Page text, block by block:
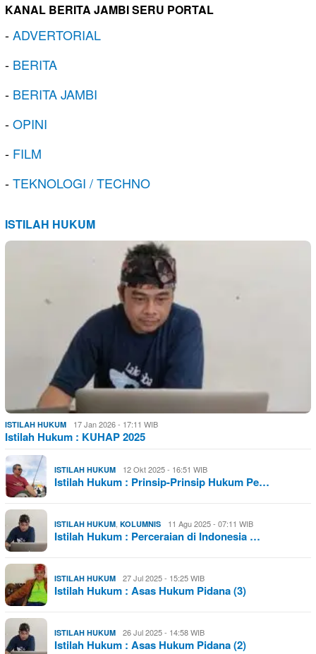
KANAL BERITA JAMBI SERU PORTAL
-ADVERTORIAL
- BERITA
- BERITA JAMBI
-OPINI
- FILM
-TEKNOLOGI / TECHNO
ISTILAH HUKUM
ISTILAH HUKUM 17 Jan 2026 - 17:11 WIB
Istilah Hukum : KUHAP 2025
ISTILAH HUKUM 12 Okt 2025 - 16:51 WIB
Istilah Hukum : Prinsip-Prinsip Hukum Pe…
ISTILAH HUKUM, KOLUMNIS 11 Agu 2025 - 07:11 WIB
Istilah Hukum : Perceraian di Indonesia …
ISTILAH HUKUM 27 Jul 2025 - 15:25 WIB
Istilah Hukum : Asas Hukum Pidana (3)
ISTILAH HUKUM 26 Jul 2025 - 14:58 WIB
Istilah Hukum : Asas Hukum Pidana (2)